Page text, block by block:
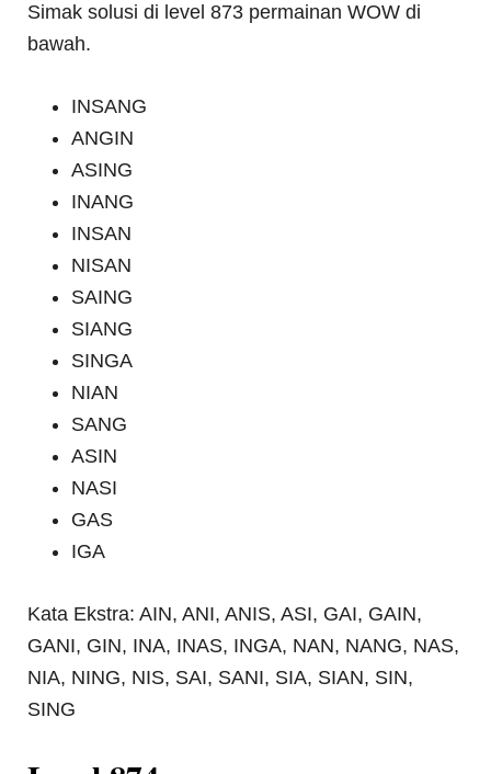
Simak solusi di level 873 permainan WOW di
bawah.
INSANG
ANGIN
ASING
INANG
INSAN
NISAN
SAING
SIANG
SINGA
NIAN
SANG
ASIN
NASI
GAS
IGA
Kata Ekstra: AIN, ANI, ANIS, ASI, GAI, GAIN,
GANI, GIN, INA, INAS, INGA, NAN, NANG, NAS,
NIA, NING, NIS, SAI, SANI, SIA, SIAN, SIN,
SING